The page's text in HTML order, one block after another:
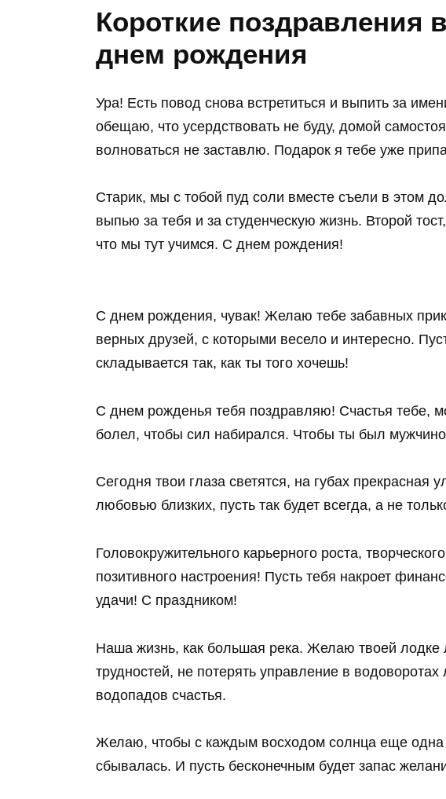
Короткие поздравления
днем рождения
Ура! Есть повод снова встретиться и выпить за
обещаю, что усердствовать не буду, домой
волноваться не заставлю. Подарок я тебе уже
Старик, мы с тобой пуд соли вместе съели в этом
выпью за тебя и за студенческую жизнь. Второй
что мы тут учимся. С днем рождения!
С днем рождения, чувак! Желаю тебе забавных
верных друзей, с которыми весело и интересно.
складывается так, как ты того хочешь!
С днем рожденья тебя поздравляю! Счастья тебе,
болел, чтобы сил набирался. Чтобы ты был
Сегодня твои глаза светятся, на губах прекрасная
любовью близких, пусть так будет всегда, а не
Головокружительного карьерного роста,
позитивного настроения! Пусть тебя накроет
удачи! С праздником!
Наша жизнь, как большая река. Желаю твоей лодке
трудностей, не потерять управление в
водопадов счастья.
Желаю, чтобы с каждым восходом солнца еще одна
сбывалась. И пусть бесконечным будет запас